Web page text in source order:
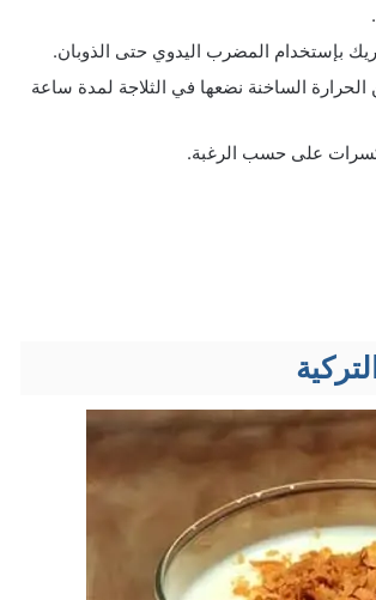
بإستخدام المضرب اليدوي حتى الذوبان.
الساخنة نضعها في الثلاجة لمدة ساعة
على حسب الرغبة.